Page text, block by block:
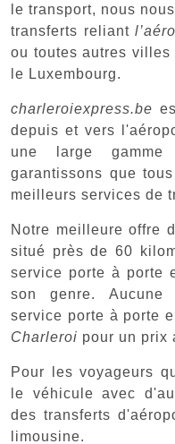
le transport, nous
transferts reliant
ou toutes autres
le Luxembourg.
charleroiexpress.be
depuis et vers
une large
garantissons que
meilleurs services de
Notre meilleure offre
situé près de 60
service porte à porte
son genre. Aucune
service porte à porte
Charleroi pour un prix
Pour les voyageurs
le véhicule avec
des transferts
limousine.